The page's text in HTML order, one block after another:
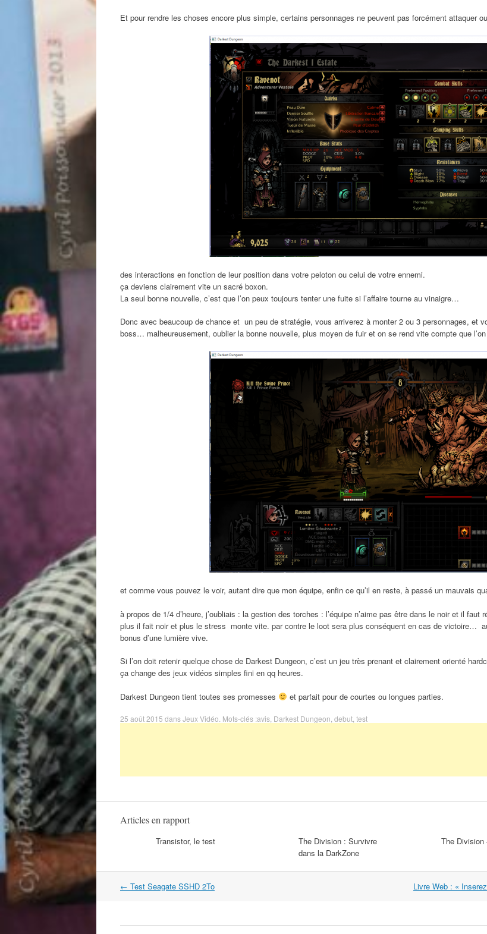
Et pour rendre les choses encore plus simple, certains personnages ne peuvent pas forcément attaquer
des interactions en fonction de leur position dans votre peloton ou celui de votre ennemi.
ça deviens clairement vite un sacré boxon.
La seul bonne nouvelle, c’est que l’on peux toujours tenter une fuite si l’affaire tourne au vinaigre…
Donc avec beaucoup de chance et un peu de stratégie, vous arriverez à monter 2 ou 3 personnages, et
boss… malheureusement, oublier la bonne nouvelle, plus moyen de fuir et on se rend vite compte que
et comme vous pouvez le voir, autant dire que mon équipe, enfin ce qu’il en reste, à passé un mauvais
à propos de 1/4 d’heure, j’oubliais : la gestion des torches : l’équipe n’aime pas être dans le noir et il
plus il fait noir et plus le stress monte vite. par contre le loot sera plus conséquent en cas de victoire…
bonus d’une lumière vive.
Si l’on doit retenir quelque chose de Darkest Dungeon, c’est un jeu très prenant et clairement orienté
ça change des jeux vidéos simples fini en qq heures.
Darkest Dungeon tient toutes ses promesses et parfait pour de courtes ou longues parties.
25 août 2015 dansJeux Vidéo . Mots-clés :avis Darkest Dungeon debut test
Articles en rapport
Transistor, le test
The Division : Survivre
dans la DarkZone
The Division
Navigation
← Test Seagate SSHD 2To Livre Web : «